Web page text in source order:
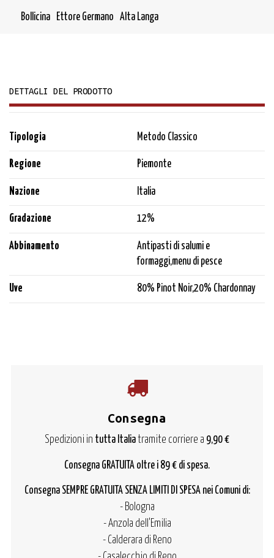
Bollicina Ettore Germano Alta Langa
DETTAGLI DEL PRODOTTO
Tipologia Metodo Classico
Regione Piemonte
Nazione Italia
Gradazione 12%
Abbinamento
Antipasti di salumi e
formaggi,menu di pesce
Uve 80% Pinot Noir,20% Chardonnay
Consegna
Spedizioni in tutta Italiatramite corriere a 9,90 €
Consegna GRATUITA oltre i 89 € di spesa.
Consegna SEMPRE GRATUITA SENZA LIMITI DI SPESA nei Comuni di:
- Bologna
- Anzola dell'Emilia
- Calderara di Reno